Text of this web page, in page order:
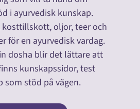
i ayurvedisk kunskap.
kosttillskott, oljor, teer och
för en ayurvedisk vardag.
dosha blir det lättare att
kunskapssidor, test
som stöd på vägen.